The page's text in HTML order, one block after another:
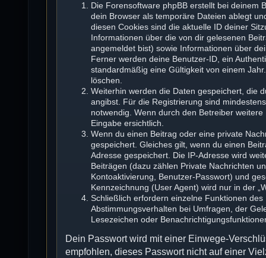
Die Forensoftware phpBB erstellt bei deinem
dein Browser als temporäre Dateien ablegt
diesen Cookies sind die aktuelle ID deiner
Informationen über die von dir gelesenen
angemeldet bist) sowie Informationen über
Ferner werden deine Benutzer-ID, ein
standardmäßig eine Gültigkeit von einem
löschen.
Weiterhin werden die Daten gespeichert, die
angibst. Für die Registrierung sind
notwendig. Wenn durch den Betreiber
Eingabe ersichtlich.
Wenn du einen Beitrag oder eine private
gespeichert. Gleiches gilt, wenn du einen
Adresse gespeichert. Die IP-Adresse wird
Beiträgen (dazu zählen Private Nachrichten
Kontoaktivierung, Benutzer-Passwort) und
Kennzeichnung (User Agent) wird nur in der
Schließlich erfordern einzelne Funktionen
Abstimmungsverhalten bei Umfragen, der
Lesezeichen oder
Dein Passwort wird mit einer Einwege-
empfohlen, dieses Passwort nicht auf einer